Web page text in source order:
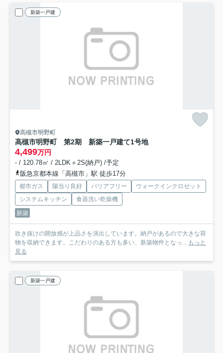
新築一戸建
高槻市明野町
高槻市明野町 第2期 新築一戸建て1号地
4,499万円
- / 120.78㎡ / 2LDK＋2S(納戸) /予定
阪急京都本線「高槻市」駅 徒歩17分
都市ガス 陽当り良好 バリアフリー
ウォークインクロゼット
システムキッチン
食器洗い乾燥機
新築
吹き抜けの開放感が上品さを演出しています。納戸があるので大きな荷
物を収納できます。こだわりのある方も多い、新築物件となっ...
もっと
見る
新築一戸建